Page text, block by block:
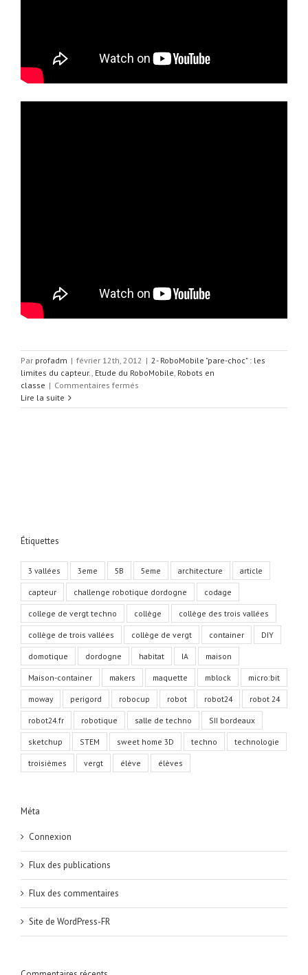
Par profadm | février 12th, 2012 | 2- RoboMobile "pare-choc" : les
limites du capteur., Etude du RoboMobile, Robots en
classe | Commentaires fermés
RoboMobile
Lire la suite
Étiquettes
3 vallées 3eme 5B 5eme architecture article
capteur challenge robotique dordogne codage
college de vergt techno collège collège des trois vallées
collège de trois vallées collège de vergt container DIY
domotique dordogne habitat IA maison
Maison-container makers maquette mblock micro:bit
moway perigord robocup robot robot24 robot 24
robot24.fr robotique salle de techno SII bordeaux
sketchup STEM sweet home 3D techno technologie
troisièmes vergt élève élèves
Méta
Connexion
Flux des publications
Flux des commentaires
Site de WordPress-FR